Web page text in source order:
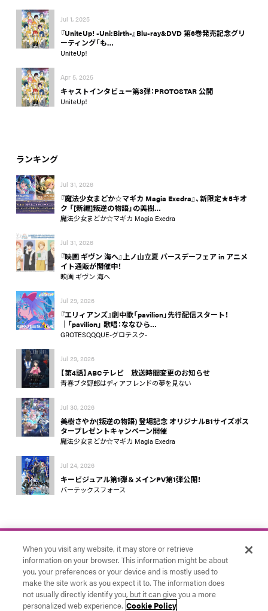
Jul 1, 2025
『UniteUp! -Uni:Birth-』Blu-ray&DVD 第6巻発売記念グリ
ーティング「も…
UniteUp!
Apr 5, 2025
キャストインタビュー第3弾：PROTOSTAR 公開
UniteUp!
ランキング
Jul 31, 2026
『魔法少女まどか☆マギカ Magia Exedra』、新限定★5キオ
ク 「[新編]叛逆の物語」の美樹…
魔法少女まどか☆マギカ Magia Exedra
Jul 31, 2026
『映画 ギヴン 海へ』上ノ山立夏 バースデーフェア in アニメ
イト通販が開催中！
映画 ギヴン 海へ
Jul 29, 2026
『エリィアンズ』劇中歌「pavilion」先行配信スタート！
│「pavilion」 歌唱：ななひら…
GROTESQQQUE-グロテスク-
Jul 29, 2026
【第4話】ABCテレビ 放送時間変更のお知らせ
青春ブタ野郎はディアフレンドの夢を見ない
Jul 30, 2026
美樹さやか(叛逆の物語) 登場記念 オリジナルB1サイズポス
タープレゼントキャンペーン開催
魔法少女まどか☆マギカ Magia Exedra
Jul 24, 2026
キービジュアル第1弾＆メインPV第1弾公開！
バーテックスフォース
お問い合わせ アニプレックス
Cookie Settings
© Aniplex Inc. All rights reserved.
When you visit any website, it may store or retrieve
information on your browser. This information might be about
you, your preferences or your device and is mostly used to
make the site work as you expect it to. The information does
not usually directly identify you, but it can give you a more
personalized web experience. Cookie Policy